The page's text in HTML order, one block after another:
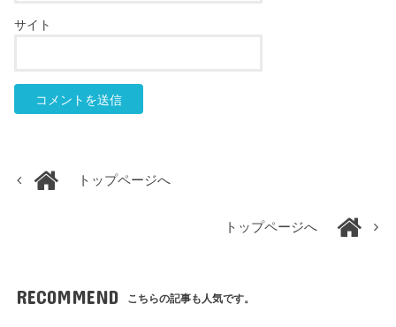
サイト
トップページへ
トップページへ
RECOMMEND こちらの記事も人気です。